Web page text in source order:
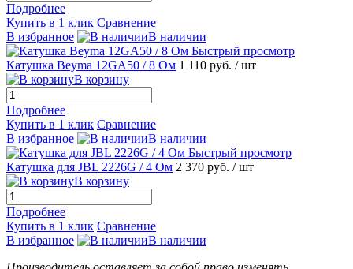
Подробнее
Купить в 1 клик Сравнение
В избранное
В наличии
Быстрый просмотр
Катушка Beyma 12GA50 / 8 Ом 1 110 руб. / шт
В корзину
Подробнее
Купить в 1 клик Сравнение
В избранное
В наличии
Быстрый просмотр
Катушка для JBL 2226G / 4 Ом 2 370 руб. / шт
В корзину
Подробнее
Купить в 1 клик Сравнение
В избранное
В наличии